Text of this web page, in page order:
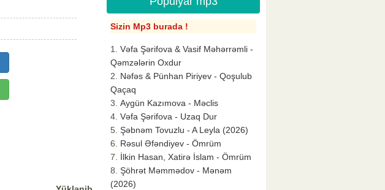
Sizin Mp3 burada !
Vəfa Şərifova & Vasif Məhərrəmli -
Qəmzələrin Oxdur
Nəfəs & Pünhan Piriyev - Qoşulub
Qaçaq
Aygün Kazımova - Məclis
Vəfa Şərifova - Uzaq Dur
Şəbnəm Tovuzlu - A Leyla (2026)
Rəsul Əfəndiyev - Ömrüm
İlkin Hasan, Xatirə İslam - Ömrüm
Şöhrət Məmmədov - Mənəm
(2026)